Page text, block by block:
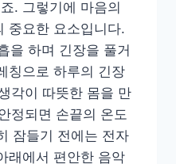
. 그렇기에 마음의
중요한 요소입니다.
을 하며 긴장을 풀거
칭으로 하루의 긴장
각이 따뜻한 몸을 만
정되면 손끝의 온도
잠들기 전에는 전자
래에서 편안한 음악